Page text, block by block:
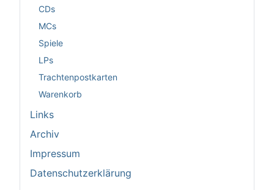
CDs
MCs
Spiele
LPs
Trachtenpostkarten
Warenkorb
Links
Archiv
Impressum
Datenschutzerklärung